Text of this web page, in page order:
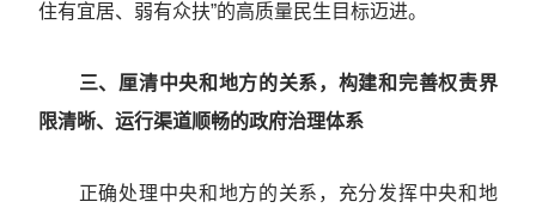
住有宜居、弱有众扶”的高质量民生目标迈进。
三、厘清中央和地方的关系，构建和完善权责界
限清晰、运行渠道顺畅的政府治理体系
正确处理中央和地方的关系，充分发挥中央和地